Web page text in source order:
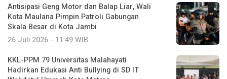
Antisipasi Geng Motor dan Balap Liar, Wali
Kota Maulana Pimpin Patroli Gabungan
Skala Besar di Kota Jambi
26 Juli 2026 - 11:49 WIB
KKL-PPM 79 Universitas Malahayati
Hadirkan Edukasi Anti Bullying di SD IT